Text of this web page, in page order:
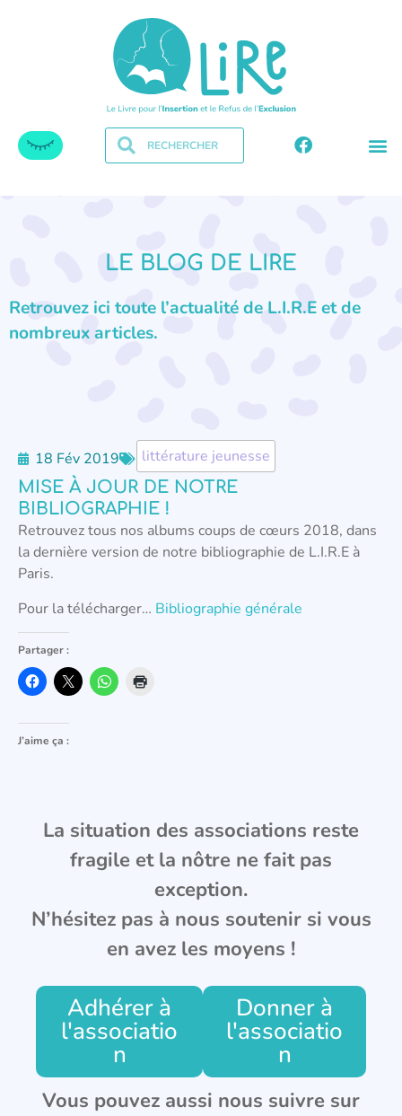
LE BLOG DE LIRE
Retrouvez ici toute l’actualité de L.I.R.E et de
nombreux articles.
18 Fév 2019 littérature jeunesse
MISE À JOUR DE NOTRE
BIBLIOGRAPHIE !
Retrouvez tous nos albums coups de cœurs 2018, dans
la dernière version de notre bibliographie de L.I.R.E à
Paris.
Pour la télécharger… Bibliographie générale
Partager :
J’aime ça :
La situation des associations reste
fragile et la nôtre ne fait pas
exception.
N’hésitez pas à nous soutenir si vous
en avez les moyens !
Adhérer à
l'associatio
n
Donner à
l'associatio
n
Vous pouvez aussi nous suivre sur